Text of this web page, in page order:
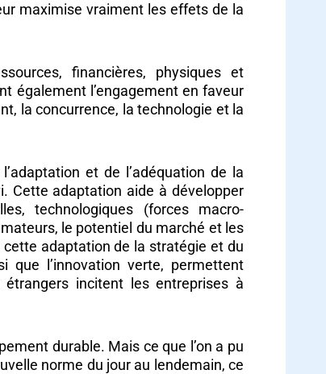
maximise vraiment les effets de la
financières, physiques et
également l’engagement en faveur
la concurrence, la technologie et la
et de l’adéquation de la
Cette adaptation aide à développer
technologiques (forces macro-
le potentiel du marché et les
adaptation de la stratégie et du
que l’innovation verte, permettent
étrangers incitent les entreprises à
durable. Mais ce que l’on a pu
norme du jour au lendemain, ce